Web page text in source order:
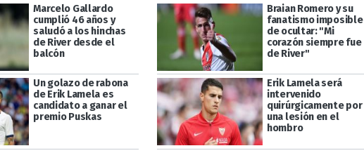
Marcelo Gallardo
cumplió 46 años y
saludó a los hinchas
de River desde el
balcón
Braian Romero y su
fanatismo imposible
de ocultar: "Mi
corazón siempre fue
de River"
Un golazo de rabona
de Erik Lamela es
candidato a ganar el
premio Puskas
Erik Lamela será
intervenido
quirúrgicamente por
una lesión en el
hombro